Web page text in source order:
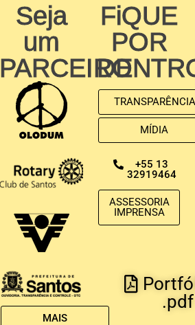
Seja
um
PARCEIRO
MAIS
FiQUE
POR
MÍDIA
+55 13
32919464
ASSESSORIA
IMPRENSA
.pdf